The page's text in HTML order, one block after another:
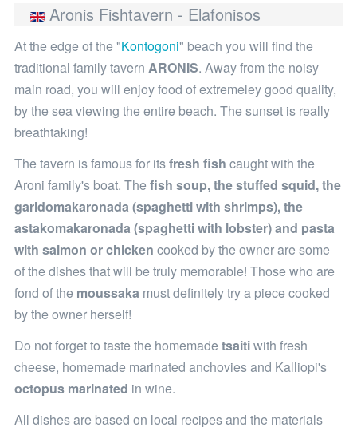
Aronis Fishtavern - Elafonisos
At the edge of the "Kontogoni" beach you will find the
traditional family tavern ARONIS. Away from the noisy
main road, you will enjoy food of extremeley good quality,
by the sea viewing the entire beach. The sunset is really
breathtaking!
The tavern is famous for itsfresh fish caught with the
Aroni family's boat. The fish soup, the stuffed squid, the
garidomakaronada (spaghetti with shrimps), the
astakomakaronada (spaghetti with lobster) and pasta
with salmon or chicken cooked by the owner are some
of the dishes that will be truly memorable! Those who are
fond of the moussaka must definitely try a piece cooked
by the owner herself!
Do not forget to taste the homemade tsaitiwith fresh
cheese, homemade marinated anchovies and Kalliopi's
octopus marinated in wine.
All dishes are based on local recipes and the materials